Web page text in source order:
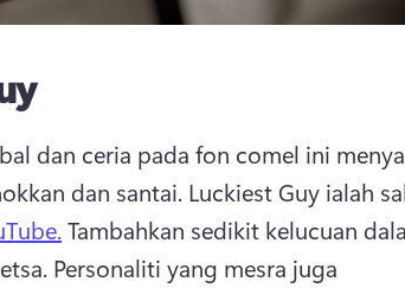
dan ceria pada fon comel ini
dan santai. Luckiest Guy ialah
Tambahkan sedikit kelucuan
Personaliti yang mesra juga